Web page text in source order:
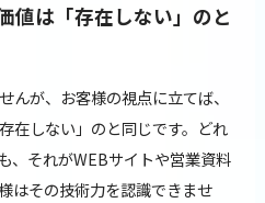
値は「存在しない」のと
んが、お客様の視点に立てば、
在しない」のと同じです。どれ
、それがWEBサイトや営業資料
はその技術力を認識できませ